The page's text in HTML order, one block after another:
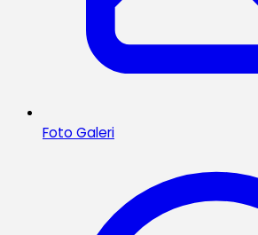
Foto Galeri